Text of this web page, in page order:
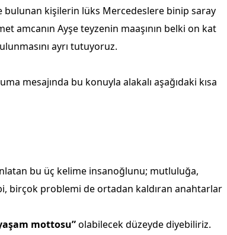
Kastamonu
Kütahya
Malatya
Manisa
bulunan kişilerin lüks Mercedeslere binip saray
amcanın Ayşe teyzenin maaşının belki on kat
ayrı tutuyoruz.
mesajında bu konuyla alakalı aşağıdaki kısa
bu üç kelime insanoğlunu; mutluluğa,
birçok problemi de ortadan kaldıran anahtarlar
mottosu”olabilecek düzeyde diyebiliriz.